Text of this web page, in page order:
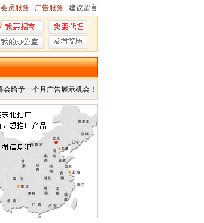
会员服务 广告服务 建议留言
给予一个月广告展示机会！